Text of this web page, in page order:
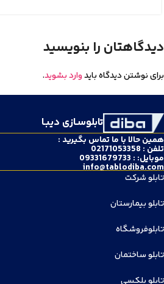
دیدگاهتان را بنویسید
برای نوشتن دیدگاه بایدوارد بشوید.
تابلوسـازی دیبـا
همین حالا با ما تماس بگیرید :
تلفن : 02171053358
موبایل: : 09331679733
info@tablodiba.com
تابلو شرکت
تابلو بیمارستان
تابلوفروشگاه
تابلو ساختمان
تابلو پلکسی